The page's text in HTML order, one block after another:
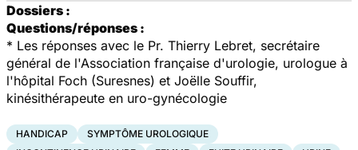
Dossiers :
Questions/réponses :
* Les réponses avec le Pr. Thierry Lebret, secrétaire
général de l'Association française d'urologie, urologue à
l'hôpital Foch (Suresnes) et Joëlle Souffir,
kinésithérapeute en uro-gynécologie
HANDICAP
SYMPTÔME UROLOGIQUE